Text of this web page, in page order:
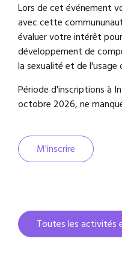
Lors de cet événement
avec cette
évaluer votre intérêt
développement de
la sexualité et de
Période d'inscriptions à
octobre 2026, ne
M'inscrire
Toutes les activités